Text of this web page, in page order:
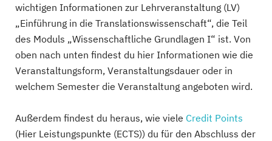
wichtigen Informationen zur Lehrveranstaltung (LV)
„Einführung in die Translationswissenschaft“, die Teil
des Moduls „Wissenschaftliche Grundlagen I“ ist. Von
oben nach unten findest du hier Informationen wie die
Veranstaltungsform, Veranstaltungsdauer oder in
welchem Semester die Veranstaltung angeboten wird.
Außerdem findest du heraus, wie viele Credit Points
(Hier Leistungspunkte (ECTS)) du für den Abschluss der